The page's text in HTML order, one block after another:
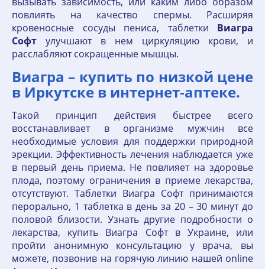
повлиять на качество спермы. Расширяя
кровеносные сосуды пениса, таблетки Виагра
Софт улучшают в нем циркуляцию крови, и
расслабляют сокращенные мышцы.
Виагра – купить по низкой цене
в Иркутске в интернет‐аптеке.
Такой принцип действия быстрее всего
восстанавливает в организме мужчин все
необходимые условия для поддержки природной
эрекции. Эффективность лечения наблюдается уже
в первый день приема. Не повлияет на здоровье
плода, поэтому ограничения в приеме лекарства,
отсутствуют. Таблетки Виагра Софт принимаются
перорально, 1 таблетка в день за 20 – 30 минут до
половой близости. Узнать другие подробности о
лекарства, купить Виагра Софт в Украине, или
пройти анонимную консультацию у врача, вы
можете, позвонив на горячую линию нашей online